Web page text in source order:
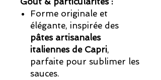
Forme originale et
élégante, inspirée des
pâtes artisanales
italiennes de Capri,
parfaite pour sublimer les
sauces.